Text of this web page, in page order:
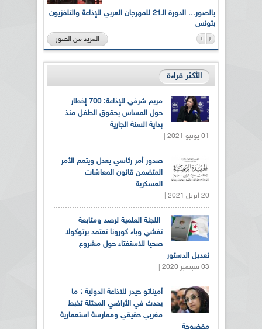
بالصور... الدورة الـ21 للمهرجان العربي للإذاعة والتلفزيون
بتونس
المزيد من الصور
الأكثر قراءة
مريم شرفي للإذاعة: 700 إخطار
حول المساس بحقوق الطفل منذ
بداية السنة الجارية
01 يونيو 2021 |
صدور أمر رئاسي يعدل ويتمم الأمر
المتضمن قانون المعاشات
العسكرية
20 أبريل 2021 |
اللجنة العلمية لرصد ومتابعة
تفشي وباء كورونا تعتمد برتوكولا
صحيا للاستفتاء حول مشروع
تعديل الدستور
03 سبتمبر 2020 |
أميناتو حيدر للاذاعة الدولية : ما
يحدث في الأراضي المحتلة تخبط
مغربي حقيقي وممارسة استعمارية
مفضوحة